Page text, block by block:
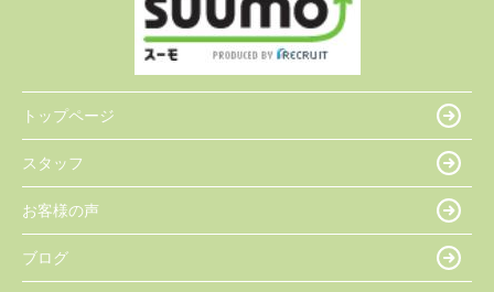
トップページ
スタッフ
お客様の声
ブログ